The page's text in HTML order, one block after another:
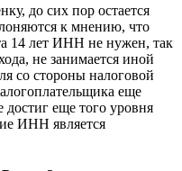
до сих пор остается
к мнению, что
14 лет ИНН не нужен, так
не занимается иной
со стороны налоговой
еще
достиг еще того уровня
ИНН является